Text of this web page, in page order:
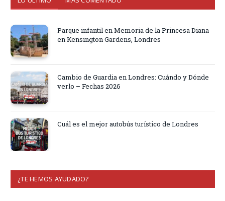
Parque infantil en Memoria de la Princesa Diana
en Kensington Gardens, Londres
Cambio de Guardia en Londres: Cuándo y Dónde
verlo – Fechas 2026
Cuál es el mejor autobús turístico de Londres
¿TE HEMOS AYUDADO?